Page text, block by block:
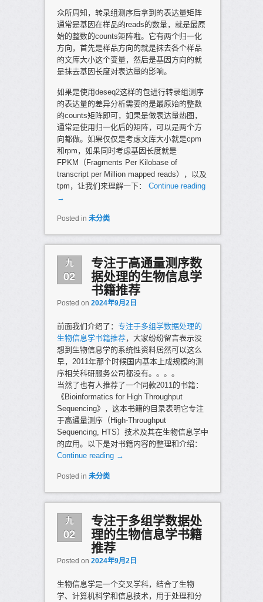
众所周知，转录组测序后拿到的表达量矩阵
通常是基因在样品的reads的数量，就是最原
始的整数的counts矩阵啦。它有两个归一化
方向，首先是样品方向的就是抹去各个样品
的文库大小这个变量，然后是基因方向的就
是抹去基因长度对表达量的影响。
如果是使用deseq2这样的包进行转录组测序
的表达量的差异分析需要的是最原始的整数
的counts矩阵即可，如果是做表达量热图，
通常是使用归一化后的矩阵，可以是两个方
向都做。如果仅仅是考虑文库大小就是cpm
和rpm，如果同时考虑基因长度就是
FPKM（Fragments Per Kilobase of
transcript per Million mapped reads），以及
tpm，让我们来理解一下： Continue reading
→
Posted in 未分类
九
02
专注于高通量测序数
据处理的生物信息学
书籍推荐
Posted on 2024年9月2日
前面我们介绍了： 专注于多组学数据处理的
生物信息学书籍推荐，大家纷纷留言表示没
想到生物信息学的系统性资料居然可以这么
早，2011年那个时候国内基本上成规模的测
序相关科研服务公司都没有。。。。
当然了也有人推荐了一个同款2011的书籍：
《Bioinformatics for High Throughput
Sequencing》，这本书籍的目录表明它专注
于高通量测序（High-Throughput
Sequencing, HTS）技术及其在生物信息学中
的应用。以下是对书籍内容的整理和介绍：
Continue reading →
Posted in 未分类
九
02
专注于多组学数据处
理的生物信息学书籍
推荐
Posted on 2024年9月2日
生物信息学是一个交叉学科，结合了生物
学、计算机科学和信息技术，用于处理和分